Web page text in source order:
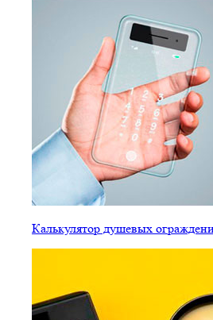
Калькулятор душевых